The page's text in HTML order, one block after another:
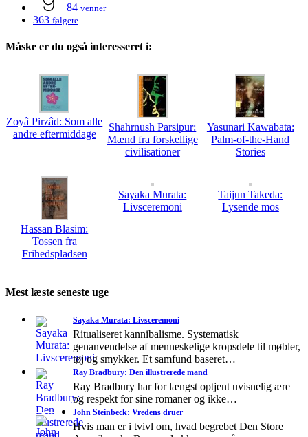
84 venner
363 følgere
Måske er du også interesseret i:
Zoyâ Pirzâd: Som alle
andre eftermiddage
Shahrnush Parsipur:
Mænd fra forskellige
civilisationer
Yasunari Kawabata:
Palm-of-the-Hand
Stories
Hassan Blasim:
Tossen fra
Frihedspladsen
Sayaka Murata:
Livsceremoni
Taijun Takeda:
Lysende mos
Mest læste seneste uge
Sayaka Murata: Livsceremoni
Ritualiseret kannibalisme. Systematisk
genanvendelse af menneskelige kropsdele til møbler,
tøj og smykker. Et samfund baseret…
Ray Bradbury: Den illustrerede mand
Ray Bradbury har for længst optjent uvisnelig ære
og respekt for sine romaner og ikke…
John Steinbeck: Vredens druer
Hvis man er i tvivl om, hvad begrebet Den Store